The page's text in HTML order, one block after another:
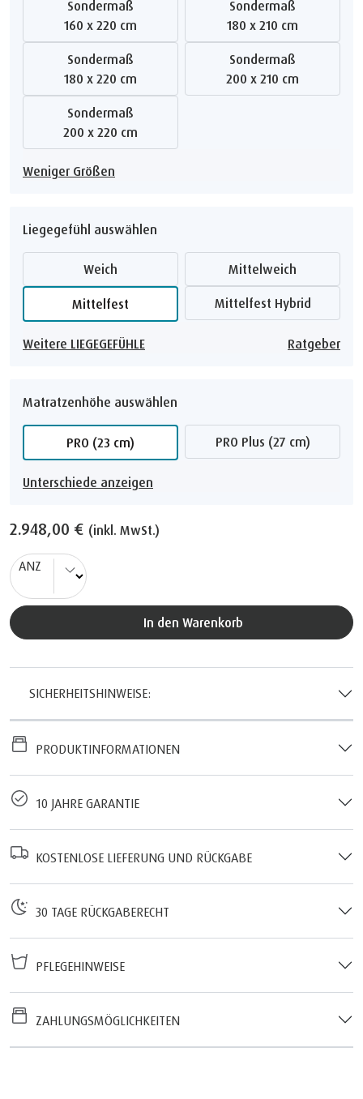
Sondermaß
160 x 220 cm
Sondermaß
180 x 210 cm
Sondermaß
180 x 220 cm
Sondermaß
200 x 210 cm
Sondermaß
200 x 220 cm
Weniger Größen
Liegegefühl auswählen
Weich Mittelweich
Mittelfest Mittelfest Hybrid
Weitere LIEGEGEFÜHLE Ratgeber
Matratzenhöhe auswählen
PRO (23 cm) PRO Plus (27 cm)
Unterschiede anzeigen
2.948,00 € (inkl. MwSt.)
ANZ
In den Warenkorb
SICHERHEITSHINWEISE:
PRODUKTINFORMATIONEN
10 JAHRE GARANTIE
KOSTENLOSE LIEFERUNG UND RÜCKGABE
30 TAGE RÜCKGABERECHT
PFLEGEHINWEISE
ZAHLUNGSMÖGLICHKEITEN